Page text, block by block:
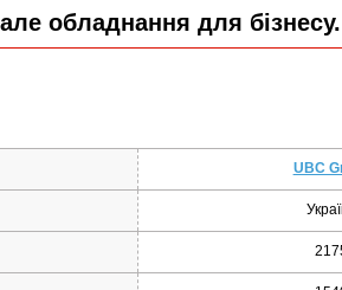
обладнання для бізнесу.
UBC